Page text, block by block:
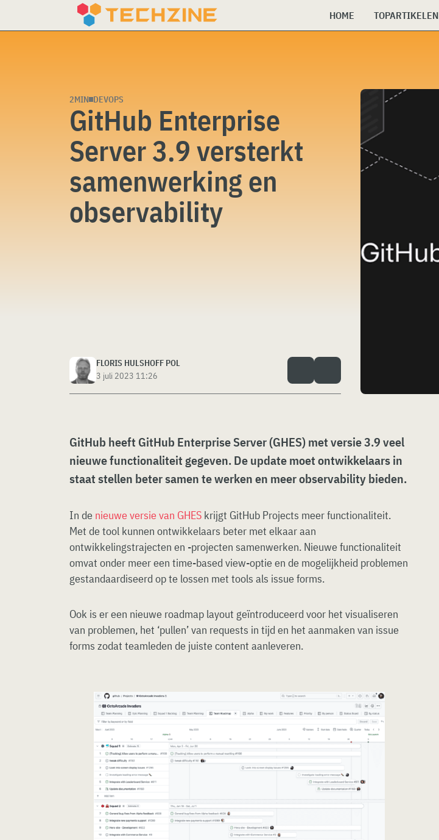
HOME TOPARTIKELEN
2MIN DEVOPS
GitHub Enterprise
Server 3.9 versterkt
samenwerking en
observability
FLORIS HULSHOFF POL
3 juli 2023 11:26
GitHub heeft GitHub Enterprise Server (GHES) met versie 3.9 veel
nieuwe functionaliteit gegeven. De update moet ontwikkelaars in
staat stellen beter samen te werken en meer observability bieden.
In de nieuwe versie van GHES krijgt GitHub Projects meer functionaliteit.
Met de tool kunnen ontwikkelaars beter met elkaar aan
ontwikkelingstrajecten en -projecten samenwerken. Nieuwe functionaliteit
omvat onder meer een time-based view-optie en de mogelijkheid problemen
gestandaardiseerd op te lossen met tools als issue forms.
Ook is er een nieuwe roadmap layout geïntroduceerd voor het visualiseren
van problemen, het ‘pullen’ van requests in tijd en het aanmaken van issue
forms zodat teamleden de juiste content aanleveren.